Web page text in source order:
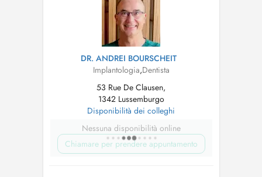
DR. ANDREI BOURSCHEIT
Implantologia,Dentista
53 Rue De Clausen,
1342 Lussemburgo
Disponibilità dei colleghi
Nessuna disponibilità online
Chiamare per prendere appuntamento